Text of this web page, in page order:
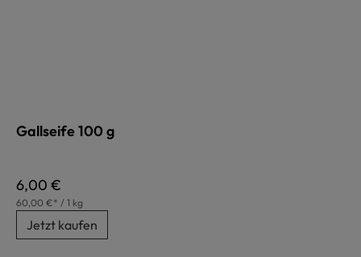
Gallseife 100 g
Regulärer Preis:
6,00 €
60,00 €* / 1 kg
Jetzt kaufen